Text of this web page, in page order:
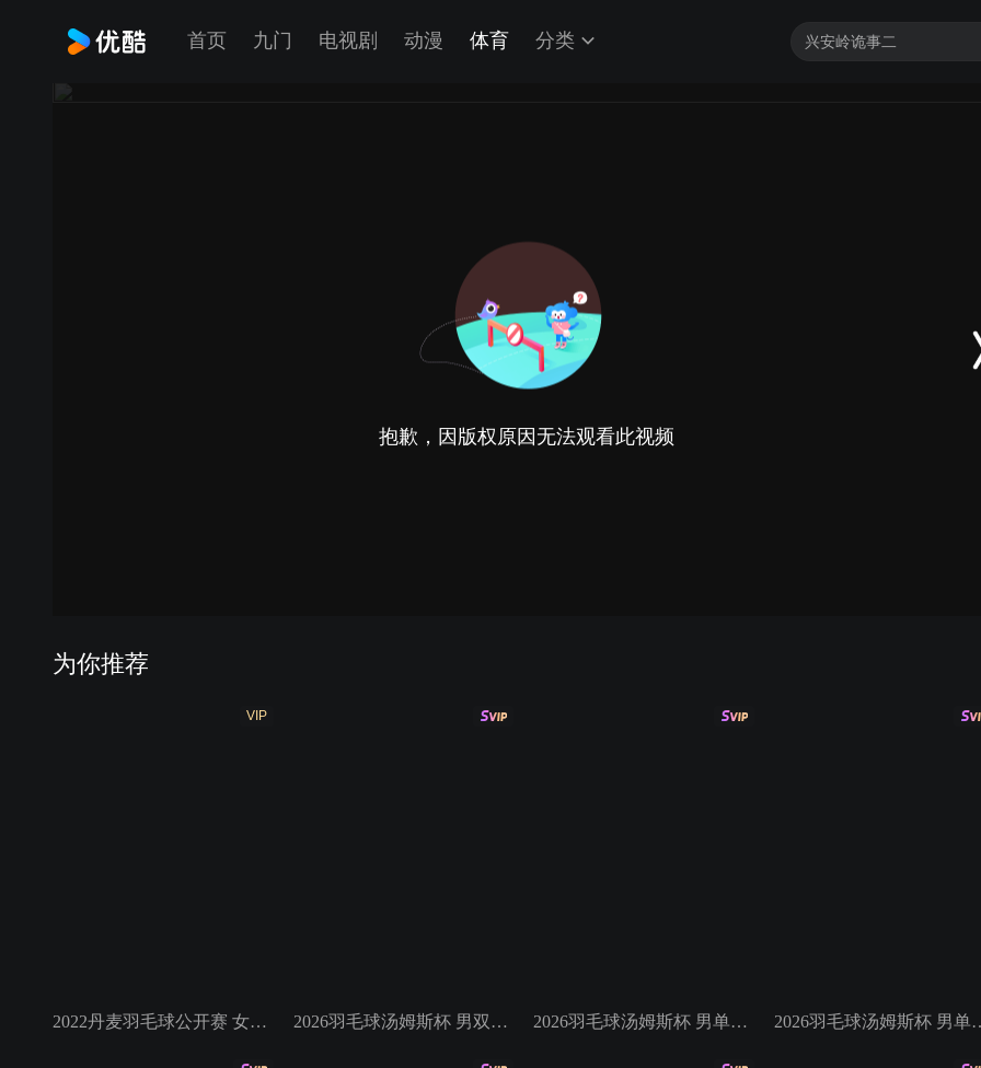
首页 九门 电视剧 动漫 体育 分类
抱歉，因版权原因无法观看此视频
为你推荐
VIP
2022丹麦羽毛球公开赛 女单决赛 何冰娇VS陈雨菲 2026羽毛球汤姆斯杯 男双决赛 何济霆/任翔宇VS伊劳埃/里奥 2026羽毛球汤姆斯杯 男单决赛 石宇奇VS小波波夫 2026羽毛球汤姆斯杯 男